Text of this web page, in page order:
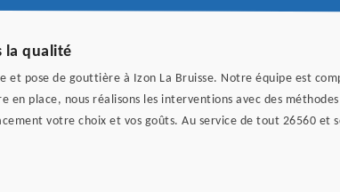
la qualité
pose de gouttière à Izon La Bruisse. Notre équipe est
place, nous réalisons les interventions avec des
votre choix et vos goûts. Au service de tout 26560 et